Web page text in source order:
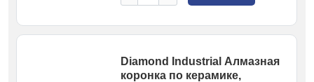
Diamond Industrial Алмазная
коронка по керамике,